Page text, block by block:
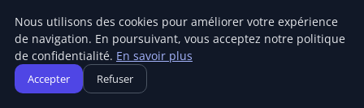
SUCCÈS ENTREPRENEURIAL
Nous utilisons des cookies pour améliorer votre expérience
de navigation. En poursuivant, vous acceptez notre politique
de confidentialité. En savoir plus
Accepter Refuser